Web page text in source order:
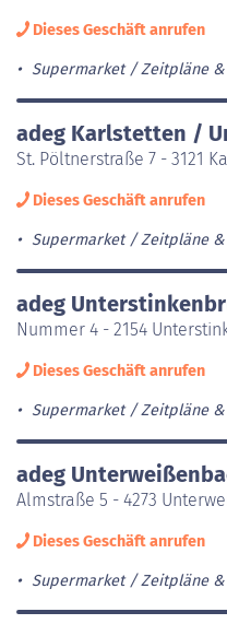
Dieses Geschäft anrufen
Supermarket Zeitpläne &
adeg Karlstetten /
St. Pöltnerstraße 7 - 3121
Dieses Geschäft anrufen
Supermarket Zeitpläne &
adeg
Nummer 4 - 2154
Dieses Geschäft anrufen
Supermarket Zeitpläne &
adeg
Almstraße 5 - 4273
Dieses Geschäft anrufen
Supermarket Zeitpläne &